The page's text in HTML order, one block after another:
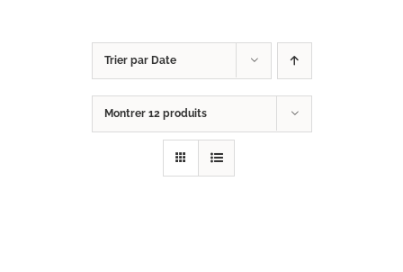
Trier par Date
Montrer 12 produits